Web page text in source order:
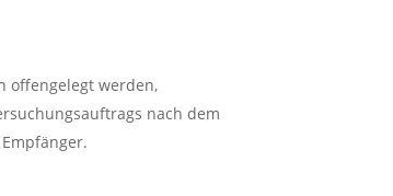
offengelegt werden,
nach dem